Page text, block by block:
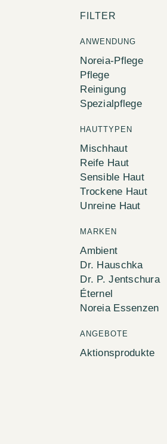
FILTER
ANWENDUNG
Noreia-Pflege
Pflege
Reinigung
Spezialpflege
HAUTTYPEN
Mischhaut
Reife Haut
Sensible Haut
Trockene Haut
Unreine Haut
MARKEN
Ambient
Dr. Hauschka
Dr. P. Jentschura
Éternel
Noreia Essenzen
ANGEBOTE
Aktionsprodukte